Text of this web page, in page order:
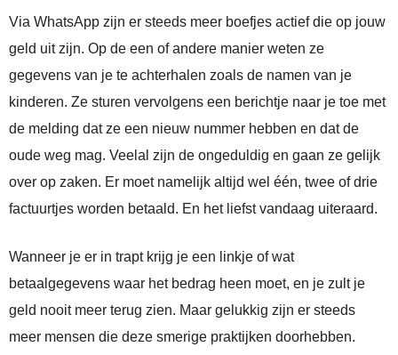
Via WhatsApp zijn er steeds meer boefjes actief die op jouw
geld uit zijn. Op de een of andere manier weten ze
gegevens van je te achterhalen zoals de namen van je
kinderen. Ze sturen vervolgens een berichtje naar je toe met
de melding dat ze een nieuw nummer hebben en dat de
oude weg mag. Veelal zijn de ongeduldig en gaan ze gelijk
over op zaken. Er moet namelijk altijd wel één, twee of drie
factuurtjes worden betaald. En het liefst vandaag uiteraard.
Wanneer je er in trapt krijg je een linkje of wat
betaalgegevens waar het bedrag heen moet, en je zult je
geld nooit meer terug zien. Maar gelukkig zijn er steeds
meer mensen die deze smerige praktijken doorhebben.